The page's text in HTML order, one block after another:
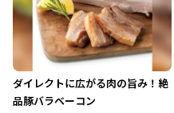
ダイレクトに広がる肉の旨み！絶
品豚バラベーコン